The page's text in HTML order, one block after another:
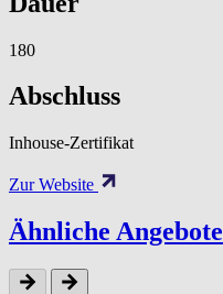
180
Abschluss
Inhouse-Zertifikat
Zur Website
Ähnliche Angebote